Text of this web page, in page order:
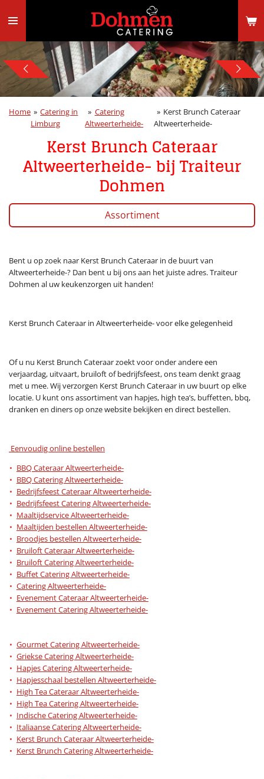
direct
hoofdinhoud
Home » Catering in
Limburg
» Catering
Altweerterheide-
» Kerst Brunch Cateraar
Altweerterheide-
Kerst Brunch Cateraar
Altweerterheide- bij Traiteur
Dohmen
Assortiment
Bent u op zoek naar Kerst Brunch Cateraar in de buurt van
Altweerterheide-? Dan bent u bij ons aan het juiste adres. Traiteur
Dohmen al uw keukenzorgen uit handen!
Kerst Brunch Cateraar in Altweerterheide- voor elke gelegenheid
Of u nu Kerst Brunch Cateraar zoekt voor onder andere een
verjaardag, uitvaart, bruiloft of bedrijfsfeest, ons team denkt graag
met u mee. Wij verzorgen Kerst Brunch Cateraar in uw buurt op elke
locatie. U kunt ons assortiment van hapjes, high tea’s, buffetten, bbq,
dranken en diners op onze website bekijken en direct bestellen.
Eenvoudig online bestellen
BBQ Cateraar Altweerterheide-
BBQ Catering Altweerterheide-
Bedrijfsfeest Cateraar Altweerterheide-
Bedrijfsfeest Catering Altweerterheide-
Maaltijdservice Altweerterheide-
Maaltijden bestellen Altweerterheide-
Broodjes bestellen Altweerterheide-
Bruiloft Cateraar Altweerterheide-
Bruiloft Catering Altweerterheide-
Buffet Catering Altweerterheide-
Catering Altweerterheide-
Evenement Cateraar Altweerterheide-
Evenement Catering Altweerterheide-
Gourmet Catering Altweerterheide-
Griekse Catering Altweerterheide-
Hapjes Catering Altweerterheide-
Hapjesschaal bestellen Altweerterheide-
High Tea Cateraar Altweerterheide-
High Tea Catering Altweerterheide-
Indische Catering Altweerterheide-
Italiaanse Catering Altweerterheide-
Kerst Brunch Cateraar Altweerterheide-
Kerst Brunch Catering Altweerterheide-